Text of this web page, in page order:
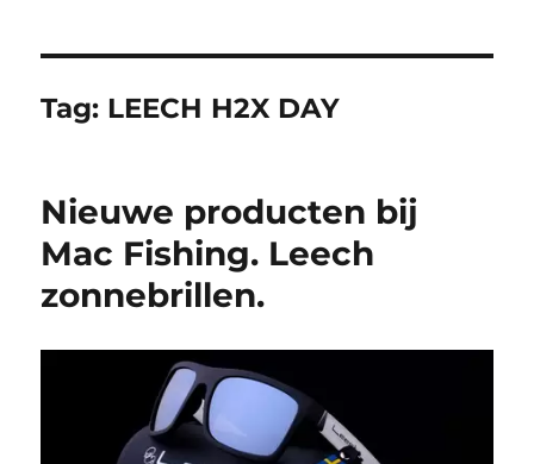
Tag: LEECH H2X DAY
Nieuwe producten bij
Mac Fishing. Leech
zonnebrillen.